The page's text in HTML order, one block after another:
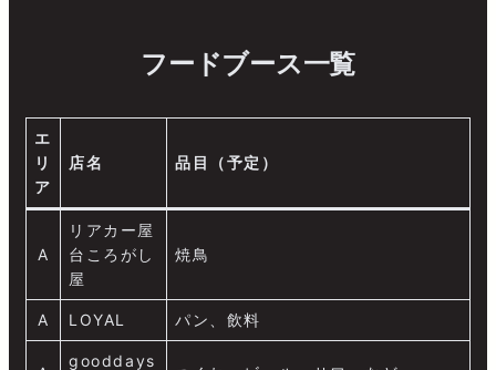
フードブース一覧
エ
リ
ア
店名 品目（予定）
A
リアカー屋
台ころがし
屋
焼鳥
A LOYAL パン、飲料
gooddays